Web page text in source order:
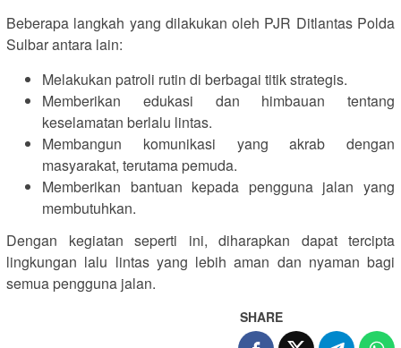
Beberapa langkah yang dilakukan oleh PJR Ditlantas Polda
Sulbar antara lain:
Melakukan patroli rutin di berbagai titik strategis.
Memberikan edukasi dan himbauan tentang
keselamatan berlalu lintas.
Membangun komunikasi yang akrab dengan
masyarakat, terutama pemuda.
Memberikan bantuan kepada pengguna jalan yang
membutuhkan.
Dengan kegiatan seperti ini, diharapkan dapat tercipta
lingkungan lalu lintas yang lebih aman dan nyaman bagi
semua pengguna jalan.
SHARE